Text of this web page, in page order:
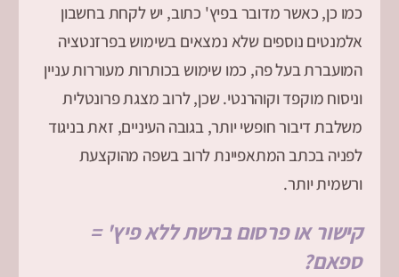
כמו כן, כאשר מדובר בפיץ' כתוב, יש לקחת בחשבון
אלמנטים נוספים שלא נמצאים בשימוש בפרזנטציה
המועברת בעל פה, כמו שימוש בכותרות מעוררות עניין
וניסוח מוקפד וקוהרנטי. שכן, לרוב מצגת פרונטלית
משלבת דיבור חופשי יותר, בגובה העיניים, זאת בניגוד
לפניה בכתב המתאפיינת לרוב בשפה מהוקצעת
ורשמית יותר.
קישור או פרסום ברשת ללא פיץ' =
ספאם?